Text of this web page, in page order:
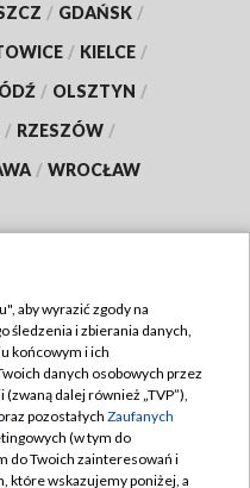
/ GDAŃSK /
/ KIELCE /
/ OLSZTYN /
/ RZESZÓW /
/ WROCŁAW
TVP
aby wyrazić zgody na
śledzenia i zbierania danych,
końcowym i ich
danych osobowych przez
dalej również „TVP”),
pozostałych Zaufanych
(w tym do
do Twoich zainteresowań i
które wskazujemy poniżej, a